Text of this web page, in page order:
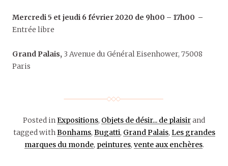
Mercredi 5 et jeudi 6 février 2020 de 9h00 – 17h00 –
Entrée libre
Grand Palais, 3 Avenue du Général Eisenhower, 75008
Paris
Posted in Expositions, Objets de désir... de plaisirand
tagged with Bonhams, Bugatti, Grand Palais, Les grandes
marques du monde, peintures, vente aux enchères.